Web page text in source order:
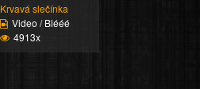
Krvavá slečínka
Video / Blééé
4913x